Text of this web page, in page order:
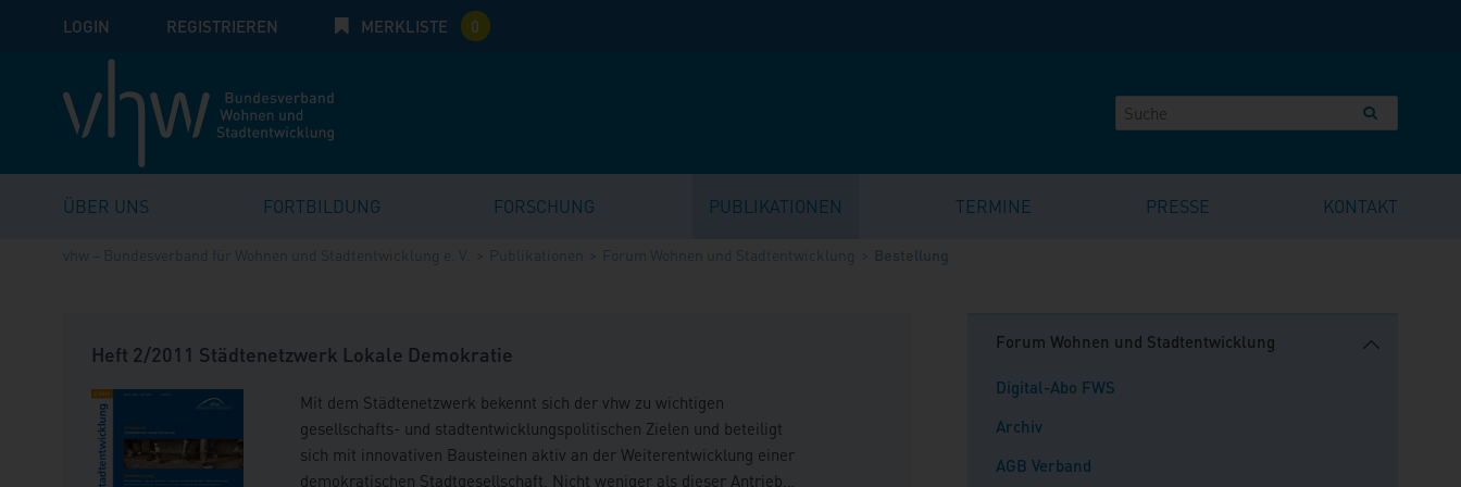
LOGIN E-Mail Passwort:
REGISTRIEREN MERKLISTE 0
ÜBER UNS FORTBILDUNG FORSCHUNG PUBLIKATIONEN TERMINE PRESSE KONTAKT
vhw – Bundesverband für Wohnen und Stadtentwicklung e. V. Publikationen Forum Wohnen und Stadtentwicklung Bestellung
Heft 2/2011 Städtenetzwerk Lokale Demokratie
Mit dem Städtenetzwerk bekennt sich der vhw zu wichtigen
gesellschafts- und stadtentwicklungspolitischen Zielen und beteiligt
sich mit innovativen Bausteinen aktiv an der Weiterentwicklung einer
demokratischen Stadtgesellschaft. Nicht weniger als dieser Antrieb
Forum Wohnen und Stadtentwicklung
Digital-Abo FWS
Archiv
AGB Verband